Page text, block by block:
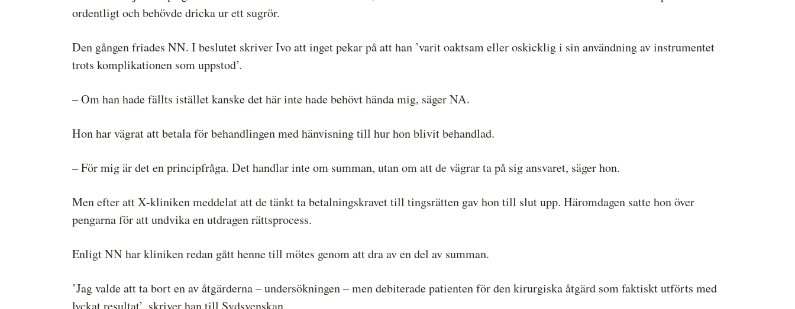
ordentligt och behövde dricka ur ett sugrör.
Den gången friades NN. I beslutet skriver Ivo att inget pekar på att han ’varit oaktsam eller oskicklig i sin användning av instrumentet
trots komplikationen som uppstod’.
– Om han hade fällts istället kanske det här inte hade behövt hända mig, säger NA.
Hon har vägrat att betala för behandlingen med hänvisning till hur hon blivit behandlad.
– För mig är det en principfråga. Det handlar inte om summan, utan om att de vägrar ta på sig ansvaret, säger hon.
Men efter att X-kliniken meddelat att de tänkt ta betalningskravet till tingsrätten gav hon till slut upp. Häromdagen satte hon över
pengarna för att undvika en utdragen rättsprocess.
Enligt NN har kliniken redan gått henne till mötes genom att dra av en del av summan.
’Jag valde att ta bort en av åtgärderna – undersökningen – men debiterade patienten för den kirurgiska åtgärd som faktiskt utförts med